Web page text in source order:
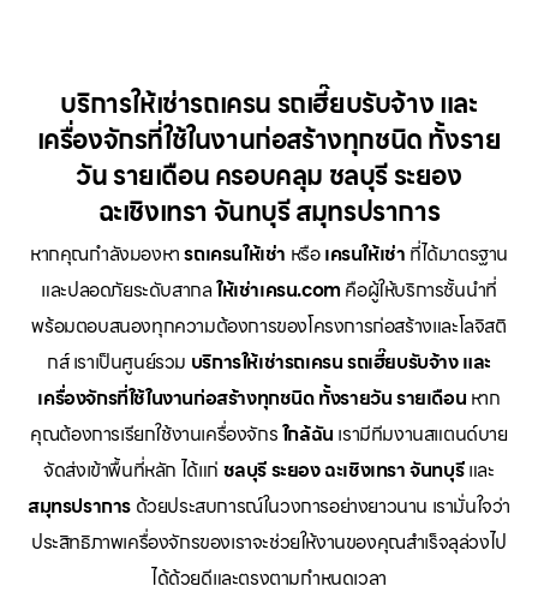
บริการให้เช่ารถเครน รถเฮี๊ยบรับจ้าง และ
เครื่องจักรที่ใช้ในงานก่อสร้างทุกชนิด ทั้งราย
วัน รายเดือน ครอบคลุม ชลบุรี ระยอง
ฉะเชิงเทรา จันทบุรี สมุทรปราการ
หากคุณกำลังมองหารถเครนให้เช่า หรือเครนให้เช่า ที่ได้มาตรฐาน
และปลอดภัยระดับสากลให้เช่าเครน.com คือผู้ให้บริการชั้นนำที่
พร้อมตอบสนองทุกความต้องการของโครงการก่อสร้างและโลจิสติ
กส์ เราเป็นศูนย์รวม บริการให้เช่ารถเครน รถเฮี๊ยบรับจ้าง และ
เครื่องจักรที่ใช้ในงานก่อสร้างทุกชนิด ทั้งรายวัน รายเดือน หาก
คุณต้องการเรียกใช้งานเครื่องจักรใกล้ฉัน เรามีทีมงานสแตนด์บาย
จัดส่งเข้าพื้นที่หลัก ได้แก่ ชลบุรี ระยอง ฉะเชิงเทรา จันทบุรีและ
สมุทรปราการด้วยประสบการณ์ในวงการอย่างยาวนาน เรามั่นใจว่า
ประสิทธิภาพเครื่องจักรของเราจะช่วยให้งานของคุณสำเร็จลุล่วงไป
ได้ด้วยดีและตรงตามกำหนดเวลา